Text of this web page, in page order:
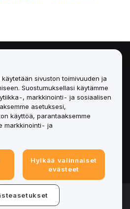
rights reserved.
sivuston toimivuuden ja
Suostumuksellasi käytämme
, markkinointi- ja sosiaalisen
asetuksesi,
käyttöä, parantaaksemme
markkinointi- ja
Hylkää valinnaiset
evästeet